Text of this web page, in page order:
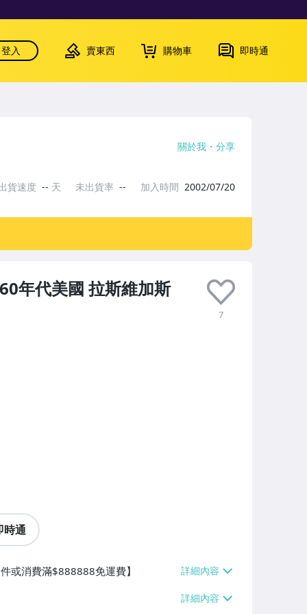
登入 賣東西 購物車 即時通
年代美國 拉斯維加斯
7
時通
或消費滿$888888免運費】
關於我 分享
貨速度 -- 天 未出貨率 -- 加入時間 2002/07/20